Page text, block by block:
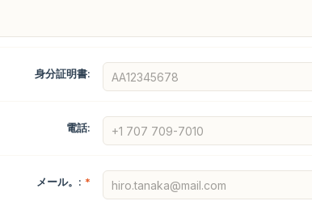
身分証明書:
電話:
メール。: *